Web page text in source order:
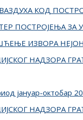
ВАЗДУХА КОД
ПОСТРОЈЕЊА
ИЗВОРА
НАДЗОРА
јануар-октобар
НАДЗОРА